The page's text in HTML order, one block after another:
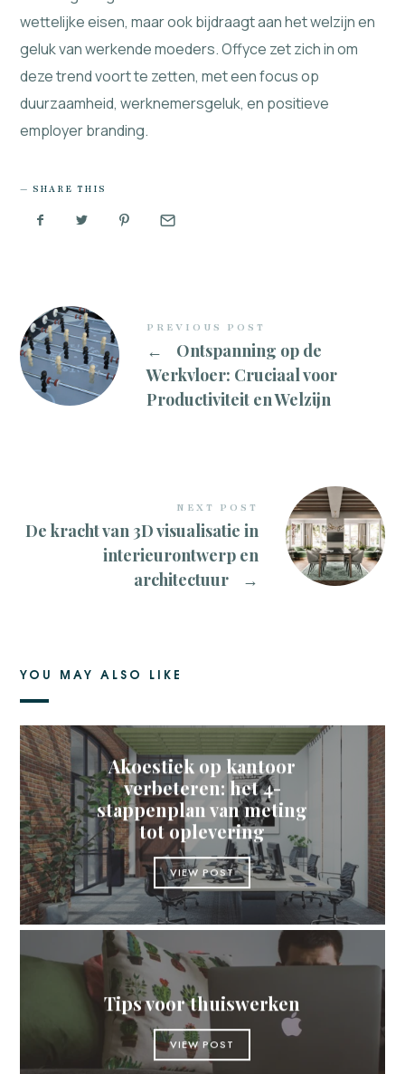
wettelijke eisen, maar ook bijdraagt aan het welzijn en
geluk van werkende moeders. Offyce zet zich in om
deze trend voort te zetten, met een focus op
duurzaamheid, werknemersgeluk, en positieve
employer branding.
SHARE THIS
PREVIOUS POST
←
Ontspanning op de
Werkvloer: Cruciaal voor
Productiviteit en Welzijn
NEXT POST
De kracht van 3D visualisatie in
interieurontwerp en
architectuur
→
YOU MAY ALSO LIKE
Akoestiek op kantoor
verbeteren: het 4-
stappenplan van meting
tot oplevering
VIEW POST
Tips voor thuiswerken
VIEW POST